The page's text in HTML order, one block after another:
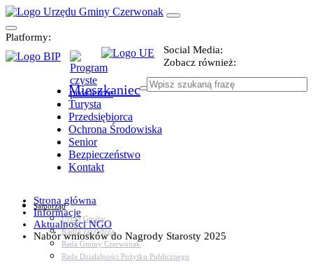
Platformy:
Social Media:
Zobacz również:
Mieszkaniec
Turysta
Przedsiębiorca
Ochrona Środowiska
Senior
Bezpieczeństwo
Kontakt
Samorząd
Urząd Gminy
Kadra zarządcza
Rada Gminy Czerwonak
Rada Działalności Pożytku Publicznego
Strona główna
Informacje
Aktualności NGO
Nabór wniosków do Nagrody Starosty 2025